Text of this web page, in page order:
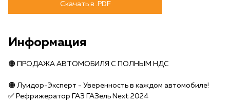
Скачать в .PDF
Информация
🟠 ПРОДАЖА АВТОМОБИЛЯ С ПОЛНЫМ НДС
🟠 Луидор-Эксперт - Уверенность в каждом автомобиле!
✅️ Рефрижератор ГАЗ ГАЗель Next 2024